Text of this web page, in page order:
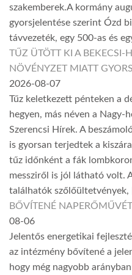
szakemberek.A kormány
gyorsjelentése szerint Ózd
távvezeték, egy 500-as és
TŰZ ÜTÖTT KI A BEKECSI-
NÖVÉNYZET MIATT
2026-08-07
Tűz keletkezett pénteken a
hegyen, más néven a Nagy-
Szerencsi Hírek. A
is gyorsan terjedtek a
tűz időnként a fák
messziről is jól látható volt.
találhatók szőlőültetvények,
BŐVÍTENÉ
08-06
Jelentős energetikai
az intézmény bővítené a
hogy még nagyobb